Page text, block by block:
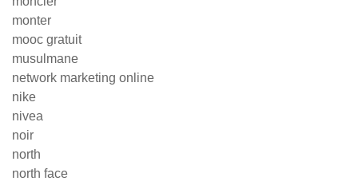
monter
mooc gratuit
musulmane
network marketing online
nike
nivea
noir
north
north face